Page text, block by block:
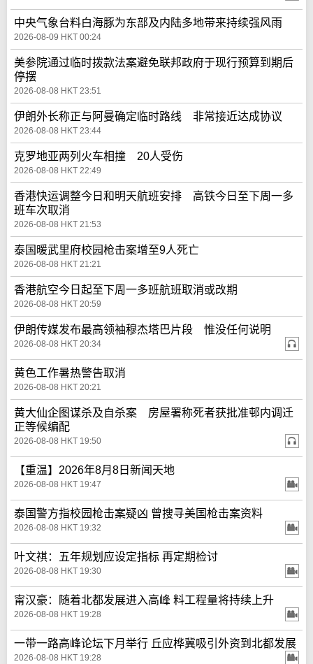
中央气象台料白海豚为东部及内陆多地带来持续强风雨
2026-08-09 HKT 00:24
美参院通过临时拨款法案避免联邦政府于现行预算到期后
停摆
2026-08-08 HKT 23:51
伊朗外长称正与阿曼确定临时路线 非常接近达成协议
2026-08-08 HKT 23:44
克罗地亚两列火车相撞 20人受伤
2026-08-08 HKT 22:49
香港快运调整今日和明天航班安排 高铁今日至下周一多
班车次取消
2026-08-08 HKT 21:53
泰国暖武里府校园枪击案增至9人死亡
2026-08-08 HKT 21:21
香港航空今日起至下周一多班航班取消或改期
2026-08-08 HKT 20:59
伊朗传媒发布最高领袖穆杰塔巴片段 惟没任何说明
2026-08-08 HKT 20:34
黄色工作暑热警告取消
2026-08-08 HKT 20:21
黄大仙企图谋杀及自杀案 房屋署称死者获批准邨内调迁
正等候编配
2026-08-08 HKT 19:50
【重温】2026年8月8日新闻天地
2026-08-08 HKT 19:47
泰国警方指校园枪击案疑凶 曾搜寻美国枪击案资料
2026-08-08 HKT 19:32
叶文祺：五年规划应设定指标 再定期检讨
2026-08-08 HKT 19:30
甯汉豪：随着北都发展进入高峰 料工程量将持续上升
2026-08-08 HKT 19:28
一带一路高峰论坛下月举行 丘应桦冀吸引外资到北都发展
2026-08-08 HKT 19:28